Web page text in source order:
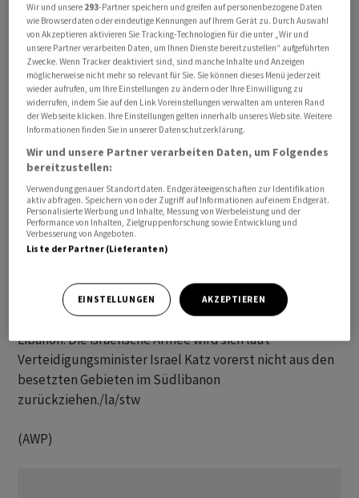
Der Leitindex Dow Jones Industrial erreichte ein
Rekordhoch und legte zuletzt um ein Prozent auf
51.720 Punkte zu. Der marktbreite S&P 500 gewann 1,5
Prozent auf 7.541 Punkte, und der technologielastige
Nasdaq 100 zog um 2,6 Prozent auf 30.400 Punkte an.
Nach wochenlangen Verhandlungen haben sich die USA
und der Iran auf ein Abkommen verständigt, doch über
dessen Inhalt ist noch nicht viel bekannt. Viele Stimmen
bewerten den Deal als Zwischenschritt in einem
diplomatischen Prozess mit noch vielen Hürden - vor
allem angesichts des tiefen Misstrauens auf beiden
Seiten. Als ein Stolperstein gilt die Entwicklung im
Libanon. Die israelische Armee wird sich laut
Verteidigungsminister Israel Katz vorerst nicht aus den
besetzten Gebieten im Südlibanon
zurückziehen./la/stw
(AWP)
Wir und unsere 293-Partner speichern und greifen auf personenbezogene Daten
wie Browserdaten oder eindeutige Kennungen auf Ihrem Gerät zu. Durch Auswahl
von Akzeptieren aktivieren Sie Tracking-Technologien für die unter „Wir und
unsere Partner verarbeiten Daten, um Ihnen Dienste bereitzustellen“ aufgeführten
Zwecke. Wenn Tracker deaktiviert sind, sind manche Inhalte und Anzeigen
möglicherweise nicht mehr so relevant für Sie. Sie können dieses Menü jederzeit
wieder aufrufen, um Ihre Einstellungen zu ändern oder Ihre Einwilligung zu
widerrufen, indem Sie auf den Link Voreinstellungen verwalten am unteren Rand
der Webseite klicken. Ihre Einstellungen gelten innerhalb unseres Website. Weitere
Informationen finden Sie in unserer Datenschutzerklärung.
Wir und unsere Partner verarbeiten Daten, um Folgendes
bereitzustellen:
Verwendung genauer Standortdaten. Endgeräteeigenschaften zur Identifikation
aktiv abfragen. Speichern von oder Zugriff auf Informationen auf einem Endgerät.
Personalisierte Werbung und Inhalte, Messung von Werbeleistung und der
Performance von Inhalten, Zielgruppenforschung sowie Entwicklung und
Verbesserung von Angeboten.
Liste der Partner (Lieferanten)
EINSTELLUNGEN AKZEPTIEREN